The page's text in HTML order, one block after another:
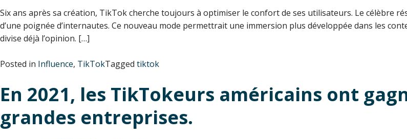
Six ans après sa création, TikTok cherche toujours à optimiser le confort de ses utilisateurs. Le célèbre
d’une poignée d’internautes. Ce nouveau mode permettrait une immersion plus développée dans les
divise déjà l’opinion. […]
Posted in Influence, TikTokTagged tiktok
En 2021, les TikTokeurs américains ont
grandes entreprises.